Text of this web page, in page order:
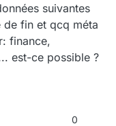
suivantes
fin et qcq méta
finance,
est-ce possible ?
0